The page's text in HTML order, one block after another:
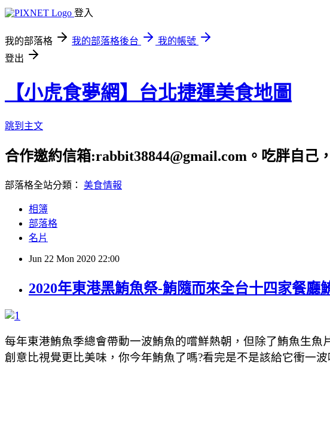
登入
我的部落格 我的部落格後台
我的帳號
登出
【小虎食夢網】台北捷運美食地圖
跳到主文
合作邀約信箱:rabbit38844@gmail.com。吃胖自己
部落格全站分類： 美食情報
相簿
部落格
名片
Jun 22 Mon 2020 22:00
2020年東港黑鮪魚祭-鮪隨而來全台十四家餐
每年東港鮪魚季總會帶動一波鮪魚的嚐鮮熱朝，但除了鮪魚生
創意比視覺更比美味，你今年鮪魚了嗎?看完是不是該給它衝一波